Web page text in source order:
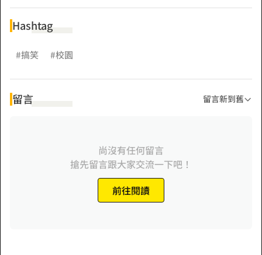
Hashtag
#搞笑 #校園
留言 留言新到舊
尚沒有任何留言
搶先留言跟大家交流一下吧！
前往閱讀